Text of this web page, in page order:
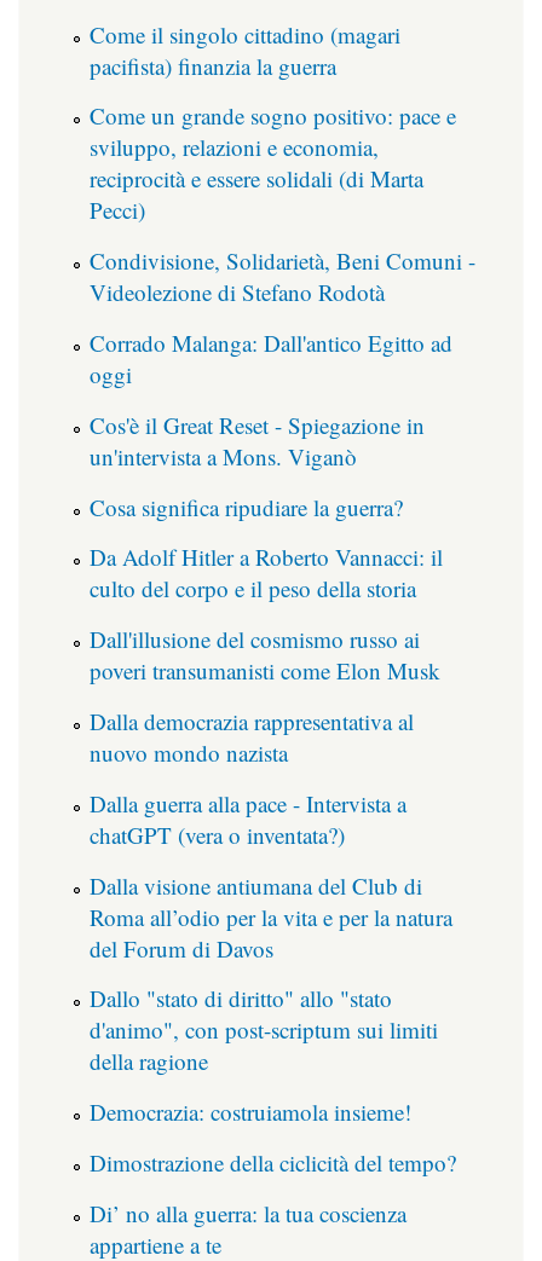
Come il singolo cittadino (magari
pacifista) finanzia la guerra
Come un grande sogno positivo: pace e
sviluppo, relazioni e economia,
reciprocità e essere solidali (di Marta
Pecci)
Condivisione, Solidarietà, Beni Comuni -
Videolezione di Stefano Rodotà
Corrado Malanga: Dall'antico Egitto ad
oggi
Cos'è il Great Reset - Spiegazione in
un'intervista a Mons. Viganò
Cosa significa ripudiare la guerra?
Da Adolf Hitler a Roberto Vannacci: il
culto del corpo e il peso della storia
Dall'illusione del cosmismo russo ai
poveri transumanisti come Elon Musk
Dalla democrazia rappresentativa al
nuovo mondo nazista
Dalla guerra alla pace - Intervista a
chatGPT (vera o inventata?)
Dalla visione antiumana del Club di
Roma all’odio per la vita e per la natura
del Forum di Davos
Dallo "stato di diritto" allo "stato
d'animo", con post-scriptum sui limiti
della ragione
Democrazia: costruiamola insieme!
Dimostrazione della ciclicità del tempo?
Di’ no alla guerra: la tua coscienza
appartiene a te